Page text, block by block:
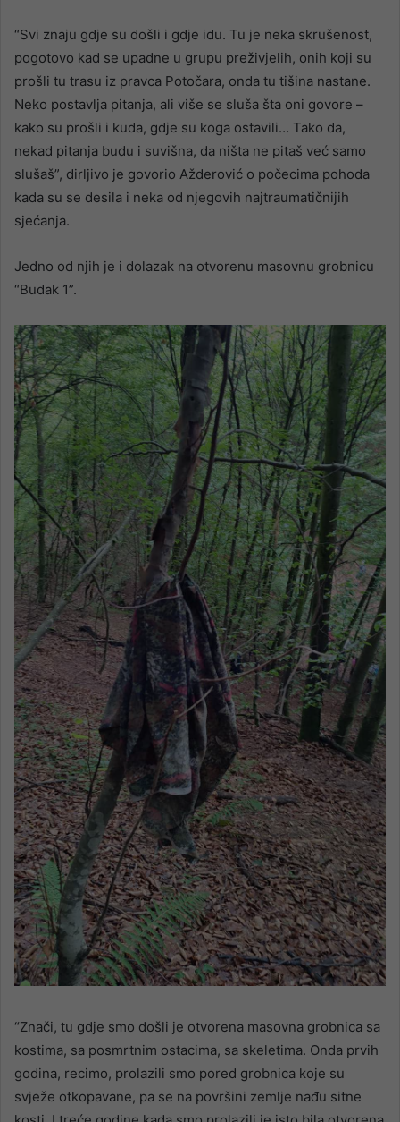
“Svi znaju gdje su došli i gdje idu. Tu je neka skrušenost,
pogotovo kad se upadne u grupu preživjelih, onih koji su
prošli tu trasu iz pravca Potočara, onda tu tišina nastane.
Neko postavlja pitanja, ali više se sluša šta oni govore –
kako su prošli i kuda, gdje su koga ostavili… Tako da,
nekad pitanja budu i suvišna, da ništa ne pitaš već samo
slušaš”, dirljivo je govorio Ažderović o počecima pohoda
kada su se desila i neka od njegovih najtraumatičnijih
sjećanja.
Jedno od njih je i dolazak na otvorenu masovnu grobnicu
“Budak 1”.
“Znači, tu gdje smo došli je otvorena masovna grobnica sa
kostima, sa posmrtnim ostacima, sa skeletima. Onda prvih
godina, recimo, prolazili smo pored grobnica koje su
svježe otkopavane, pa se na površini zemlje nađu sitne